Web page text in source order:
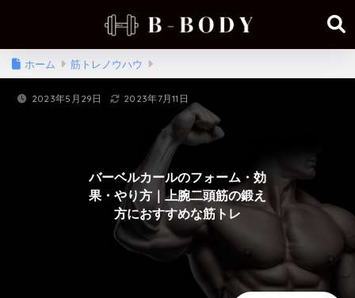
ホーム 筋トレノウハウ
バーベルカールのフォーム・効
果・やり方｜上腕二頭筋の鍛え
方におすすめな筋トレ
2023年5月29日 2023年7月11日